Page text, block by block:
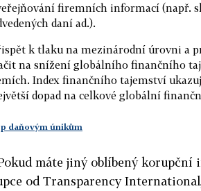
firemních informací (např.
daní ad.).
k tlaku na mezinárodní úrovni a
na snížení globálního finančního
Index finančního tajemství
dopad na celkové globální
máte jiný oblíbený korupční
od Transparency